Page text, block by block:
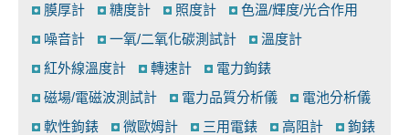
膜厚計
糖度計 照度計
色溫/輝度/光合作用
噪音計
一氧/二氧化碳測試計
溫度計
紅外線溫度計
轉速計
電力鉤錶
磁場/電磁波測試計
電力品質分析儀
電池分析儀
軟性鉤錶
微歐姆計 三用電錶 高阻計
鉤錶